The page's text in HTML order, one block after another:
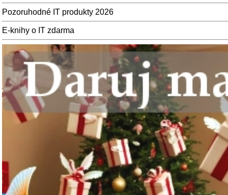
Pozoruhodné IT produkty 2026
E-knihy o IT zdarma